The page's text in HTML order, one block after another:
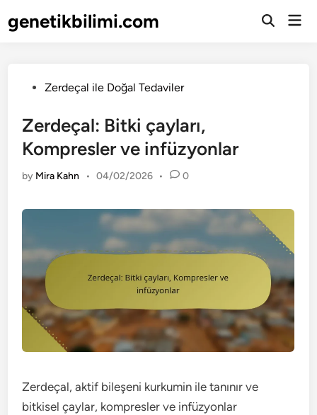
togenetikbilimi.com
Open
PostedZerdeçal ile Doğal Tedaviler
Zerdeçal: Bitki çayları,
Kompresler ve infüzyonlar
by Mira Kahn • 04/02/2026 • 0
Zerdeçal, aktif bileşeni kurkumin ile tanınır ve
bitkisel çaylar, kompresler ve infüzyonlar